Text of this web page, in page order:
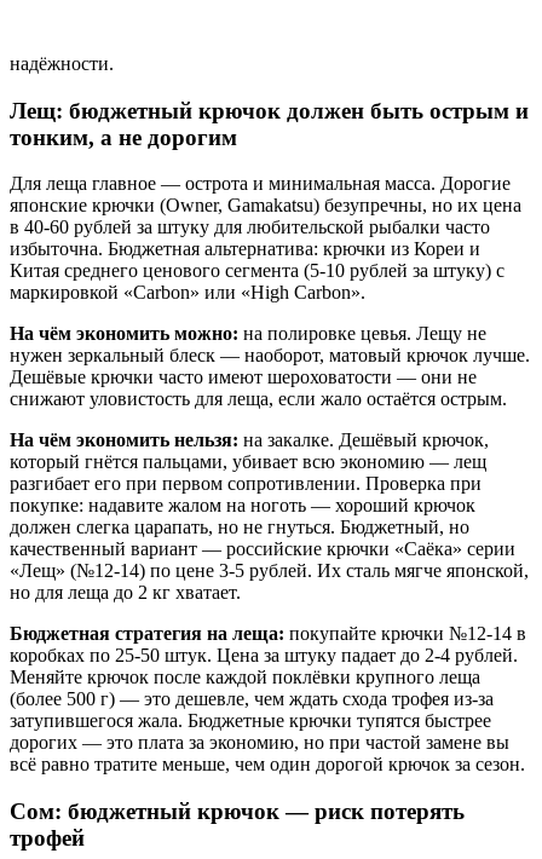
надёжности.
Лещ: бюджетный крючок должен быть острым и
тонким, а не дорогим
Для леща главное — острота и минимальная масса. Дорогие
японские крючки (Owner, Gamakatsu) безупречны, но их цена
в 40-60 рублей за штуку для любительской рыбалки часто
избыточна. Бюджетная альтернатива: крючки из Кореи и
Китая среднего ценового сегмента (5-10 рублей за штуку) с
маркировкой «Carbon» или «High Carbon».
На чём экономить можно: на полировке цевья. Лещу не
нужен зеркальный блеск — наоборот, матовый крючок лучше.
Дешёвые крючки часто имеют шероховатости — они не
снижают уловистость для леща, если жало остаётся острым.
На чём экономить нельзя: на закалке. Дешёвый крючок,
который гнётся пальцами, убивает всю экономию — лещ
разгибает его при первом сопротивлении. Проверка при
покупке: надавите жалом на ноготь — хороший крючок
должен слегка царапать, но не гнуться. Бюджетный, но
качественный вариант — российские крючки «Саёка» серии
«Лещ» (№12-14) по цене 3-5 рублей. Их сталь мягче японской,
но для леща до 2 кг хватает.
Бюджетная стратегия на леща: покупайте крючки №12-14 в
коробках по 25-50 штук. Цена за штуку падает до 2-4 рублей.
Меняйте крючок после каждой поклёвки крупного леща
(более 500 г) — это дешевле, чем ждать схода трофея из-за
затупившегося жала. Бюджетные крючки тупятся быстрее
дорогих — это плата за экономию, но при частой замене вы
всё равно тратите меньше, чем один дорогой крючок за сезон.
Сом: бюджетный крючок — риск потерять
трофей